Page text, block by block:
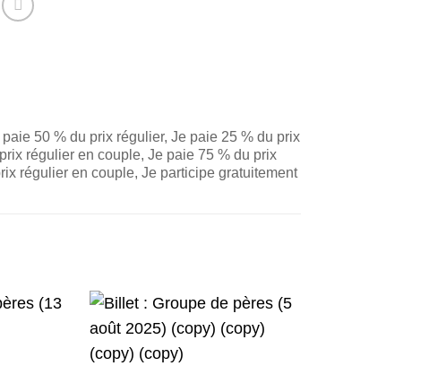
50 % du prix régulier, Je paie 25 % du prix
régulier en couple, Je paie 75 % du prix
régulier en couple, Je participe gratuitement